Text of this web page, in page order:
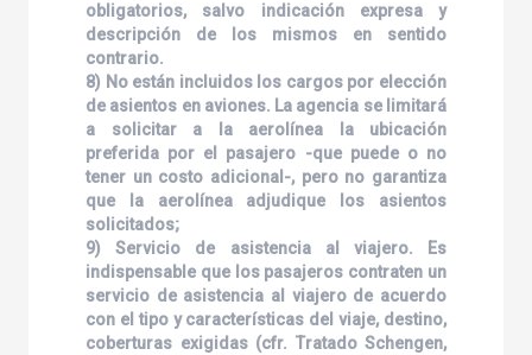
obligatorios, salvo indicación expresa y
descripción de los mismos en sentido
contrario.
8) No están incluidos los cargos por elección
de asientos en aviones. La agencia se limitará
a solicitar a la aerolínea la ubicación
preferida por el pasajero -que puede o no
tener un costo adicional-, pero no garantiza
que la aerolínea adjudique los asientos
solicitados;
9) Servicio de asistencia al viajero. Es
indispensable que los pasajeros contraten un
servicio de asistencia al viajero de acuerdo
con el tipo y características del viaje, destino,
coberturas exigidas (cfr. Tratado Schengen,